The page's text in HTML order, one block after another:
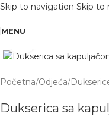
Skip to navigation Skip to
OBAVIJEST: Maloprodaja je
MENU
Početna/Odjeća/
Dukserica sa